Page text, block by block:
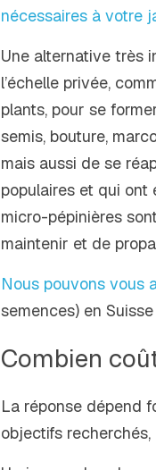
nécessaires à votre
Une alternative très
l’échelle privée,
plants, pour se
semis, bouture,
mais aussi de se
populaires et qui ont
micro-pépinières
maintenir et de
Nous pouvons vous
semences) en
Combien
La réponse dépend
objectifs